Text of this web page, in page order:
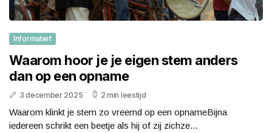
Informatief
Waarom hoor je je eigen stem anders
dan op een opname
3 december 2025 2 min leestijd
Waarom klinkt je stem zo vreemd op een opnameBijna
iedereen schrikt een beetje als hij of zij zichze...